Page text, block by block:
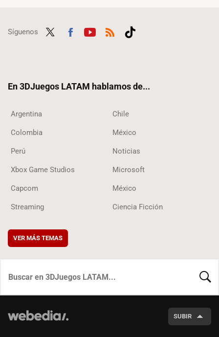
Síguenos
En 3DJuegos LATAM hablamos de...
Argentina Chile
Colombia México
Perú Noticias
Xbox Game Studios Microsoft
Capcom México
Streaming Ciencia Ficción
VER MÁS TEMAS
SUBIR